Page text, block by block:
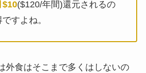
$10($120/年間)還元されるの
すよね。
外食はそこまで多くはしないの